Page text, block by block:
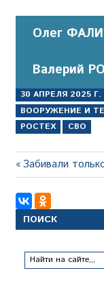
Олег
Валерий
30 АПРЕЛЯ 2025 Г.
ВООРУЖЕНИЕ И
РОСТЕХ
СВО
Навигация
по
записям
Предыдущая
запись:
Забивали
ПОИСК